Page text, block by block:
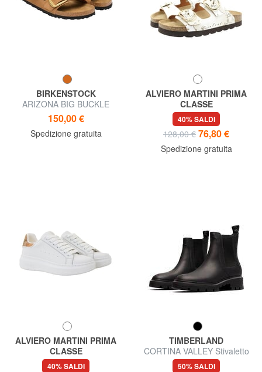
BIRKENSTOCK
ARIZONA BIG BUCKLE
Sandalo ciabatta
150,00 €
Spedizione gratuita
ALVIERO MARTINI PRIMA
CLASSE
GEO Ciabatta mare
40% SALDI
128,00 € 76,80 €
Spedizione gratuita
ALVIERO MARTINI PRIMA
CLASSE
GEO Sneakers in pelle
40% SALDI
TIMBERLAND
CORTINA VALLEY Stivaletto
chelsea in pelle
50% SALDI